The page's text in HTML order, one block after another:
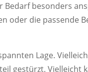
Bedarf besonders
oder die passende
Lage.
gestürzt. Vielleicht